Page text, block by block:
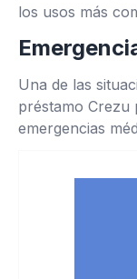
los usos más
Una de las
préstamo Crezu
emergencias